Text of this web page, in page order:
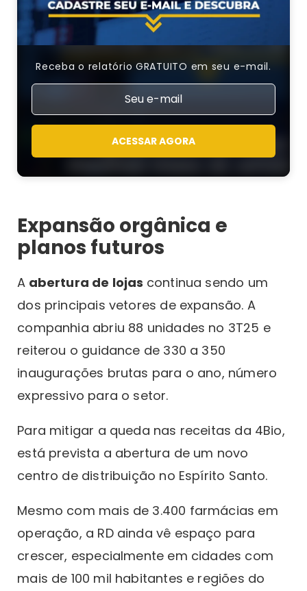
Receba o relatório GRATUITO em seu e-mail.
ACESSAR AGORA
Expansão orgânica e
planos futuros
A abertura de lojas continua sendo um
dos principais vetores de expansão. A
companhia abriu 88 unidades no 3T25 e
reiterou o guidance de 330 a 350
inaugurações brutas para o ano, número
expressivo para o setor.
Para mitigar a queda nas receitas da 4Bio,
está prevista a abertura de um novo
centro de distribuição no Espírito Santo.
Mesmo com mais de 3.400 farmácias em
operação, a RD ainda vê espaço para
crescer, especialmente em cidades com
mais de 100 mil habitantes e regiões do